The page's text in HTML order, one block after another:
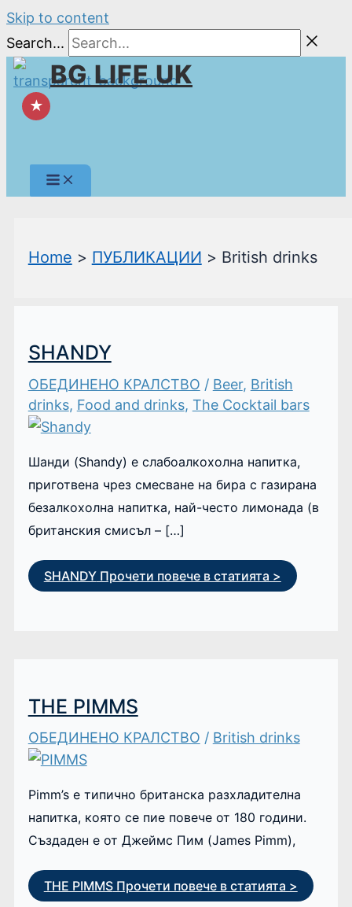
Skip to content
Search...
BG LIFE UK
★
Home ПУБЛИКАЦИИ British drinks
SHANDY
ОБЕДИНЕНО КРАЛСТВО / Beer, British
drinks, Food and drinks, The Cocktail bars
Шанди (Shandy) е слабоалкохолна напитка,
приготвена чрез смесване на бира с газирана
безалкохолна напитка, най-често лимонада (в
британския смисъл – […]
SHANDYПрочети повече в статията >
THE PIMMS
ОБЕДИНЕНО КРАЛСТВО / British drinks
Pimm’s е типично британска разхладителна
напитка, която се пие повече от 180 години.
Създаден е от Джеймс Пим (James Pimm),
THE PIMMSПрочети повече в статията >